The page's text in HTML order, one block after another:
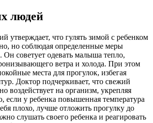
людей
утверждает, что гулять зимой с ребенком
но соблюдая определенные меры
Он советует одевать малыша тепло,
ветра и холода. При этом
места для прогулок, избегая
Доктор подчеркивает, что свежий
воздействует на организм, укрепляя
если у ребенка повышенная температура
плохо, лучше отложить прогулку до
слушать своего ребенка и реагировать